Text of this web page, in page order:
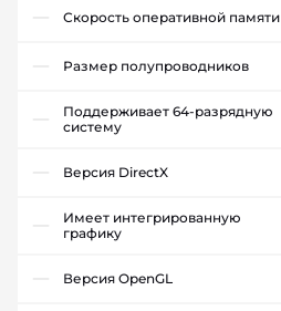
Скорость оперативной памяти
Размер полупроводников
Поддерживает 64-разрядную
систему
Версия DirectX
Имеет интегрированную
графику
Версия OpenGL